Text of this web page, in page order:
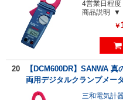
4営業日程度
商品説明
￥
20
【DCM600DR】SANWA
両用デジタルクランプメー
三和電気計